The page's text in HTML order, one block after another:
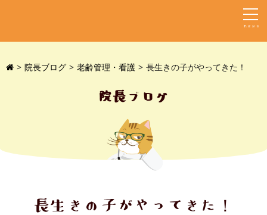
MENU
院長ブログ 老齢管理・看護 長生きの子がやってきた！
院長ブログ
長生きの子がやってきた！